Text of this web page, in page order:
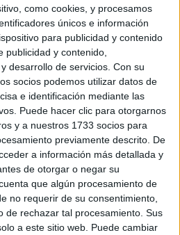
como cookies, y procesamos
únicos e información
para publicidad y contenido
publicidad y contenido,
desarrollo de servicios. Con su
socios podemos utilizar datos de
e identificación mediante las
Puede hacer clic para otorgarnos
y a nuestros 1733 socios para
previamente descrito. De
a información más detallada y
de otorgar o negar su
que algún procesamiento de
no requerir de su consentimiento,
de rechazar tal procesamiento. Sus
a este sitio web. Puede cambiar
Battero presenta sus